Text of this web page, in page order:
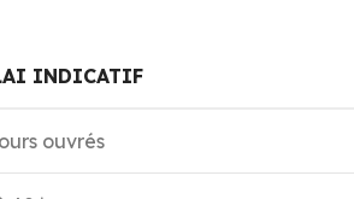
INDICATIF
ouvrés